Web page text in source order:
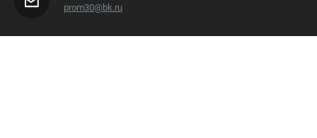
prom30@bk.ru